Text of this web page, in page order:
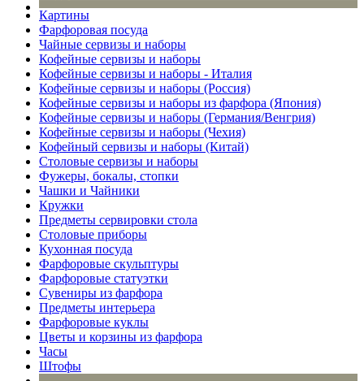
Картины
Фарфоровая посуда
Чайные сервизы и наборы
Кофейные сервизы и наборы
Кофейные сервизы и наборы - Италия
Кофейные сервизы и наборы (Россия)
Кофейные сервизы и наборы из фарфора (Япония)
Кофейные сервизы и наборы (Германия/Венгрия)
Кофейные сервизы и наборы (Чехия)
Кофейный сервизы и наборы (Китай)
Столовые сервизы и наборы
Фужеры, бокалы, стопки
Чашки и Чайники
Кружки
Предметы сервировки стола
Столовые приборы
Кухонная посуда
Фарфоровые скульптуры
Фарфоровые статуэтки
Сувениры из фарфора
Предметы интерьера
Фарфоровые куклы
Цветы и корзины из фарфора
Часы
Штофы